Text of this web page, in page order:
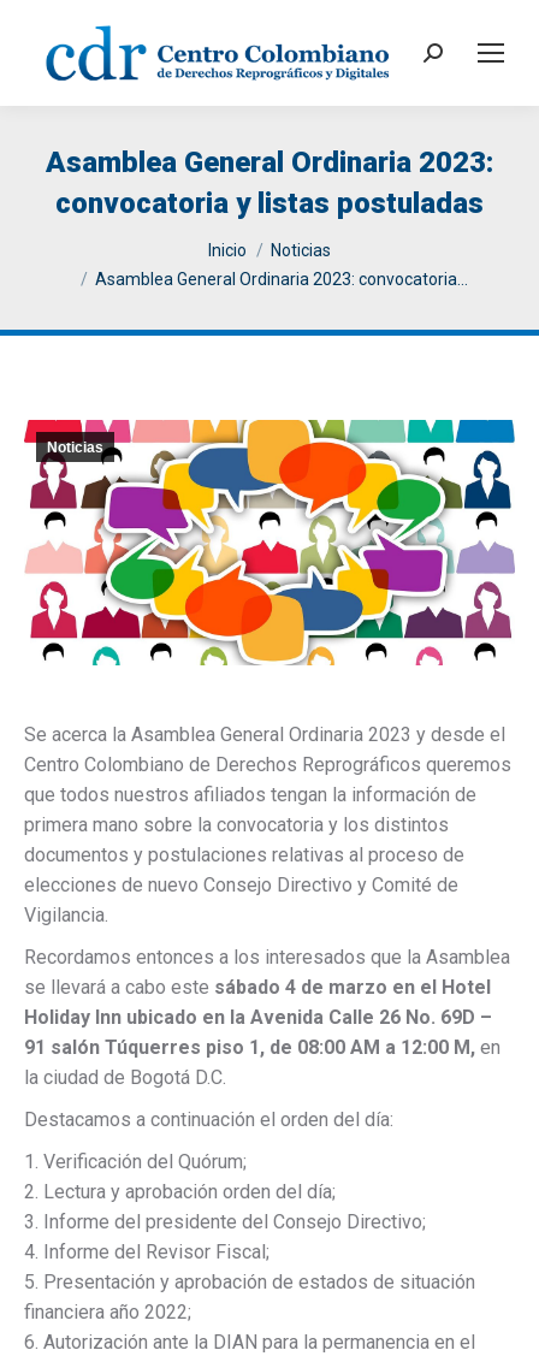
Search:
Asamblea General Ordinaria 2023:
convocatoria y listas postuladas
Inicio
Noticias
Asamblea General Ordinaria 2023: convocatoria…
Noticias
Se acerca la Asamblea General Ordinaria 2023 y desde el
Centro Colombiano de Derechos Reprográficos queremos
que todos nuestros afiliados tengan la información de
primera mano sobre la convocatoria y los distintos
documentos y postulaciones relativas al proceso de
elecciones de nuevo Consejo Directivo y Comité de
Vigilancia.
Recordamos entonces a los interesados que la Asamblea
se llevará a cabo este sábado 4 de marzo en el Hotel
Holiday Inn ubicado en la Avenida Calle 26 No. 69D –
91 salón Túquerres piso 1, de 08:00 AM a 12:00 M, en
la ciudad de Bogotá D.C.
Destacamos a continuación el orden del día:
1. Verificación del Quórum;
2. Lectura y aprobación orden del día;
3. Informe del presidente del Consejo Directivo;
4. Informe del Revisor Fiscal;
5. Presentación y aprobación de estados de situación
financiera año 2022;
6. Autorización ante la DIAN para la permanencia en el